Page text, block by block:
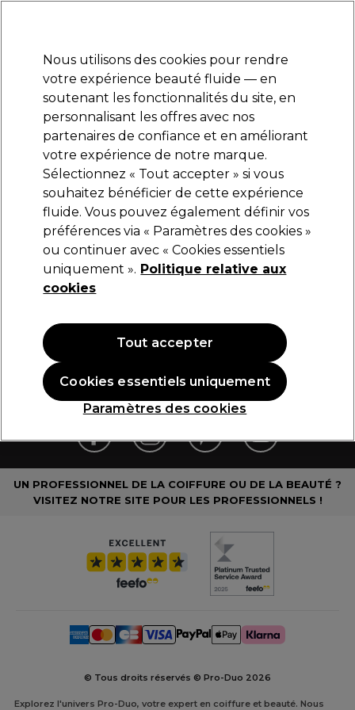
Se connecter
Marques Bons plans Coiffure Electro et Matériel
Livraison et délais
lire la suite
Trouver un Magasin
Aide et support Client
À propos de Pro-Duo
Nos Offres
Contact
UN PROFESSIONNEL DE LA COIFFURE OU DE LA BEAUTÉ ?
VISITEZ NOTRE SITE POUR LES PROFESSIONNELS !
© Tous droits réservés © Pro-Duo 2026
Explorez l'univers Pro-Duo, votre expert en coiffure et beauté. Nous
Nous utilisons des cookies pour rendre
votre expérience beauté fluide — en
soutenant les fonctionnalités du site, en
personnalisant les offres avec nos
partenaires de confiance et en améliorant
votre expérience de notre marque.
Sélectionnez « Tout accepter » si vous
souhaitez bénéficier de cette expérience
fluide. Vous pouvez également définir vos
préférences via « Paramètres des cookies »
ou continuer avec « Cookies essentiels
uniquement ». Politique relative aux
cookies
Paramètres des cookies
Cookies essentiels uniquement
Tout accepter